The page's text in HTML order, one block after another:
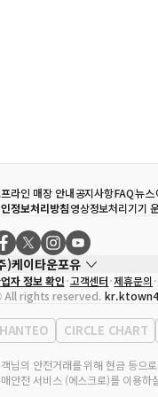
라인 매장 안내공지사항FAQ뉴스
정보처리방침영상정보처리기기
)케이타운포유
자
송효민
업자등록번호
120-87-71116
판매업 신고번호 제2011-서울강
표전화
02-552-9855
자 정보 확인 고객센터 제휴문의
rights reserved.
HANTEO CIRCLE CHART
님의 안전거래를 위해 현금 등으
안전 서비스 (에스크로)를 이용하